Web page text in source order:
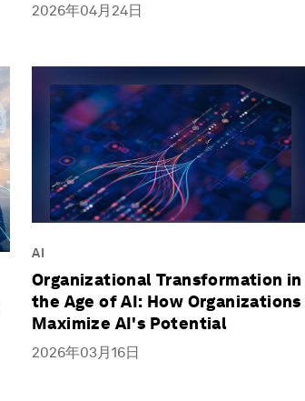
2026年04月24日
AI
Organizational Transformation in
the Age of AI: How Organizations
Maximize AI's Potential
2026年03月16日